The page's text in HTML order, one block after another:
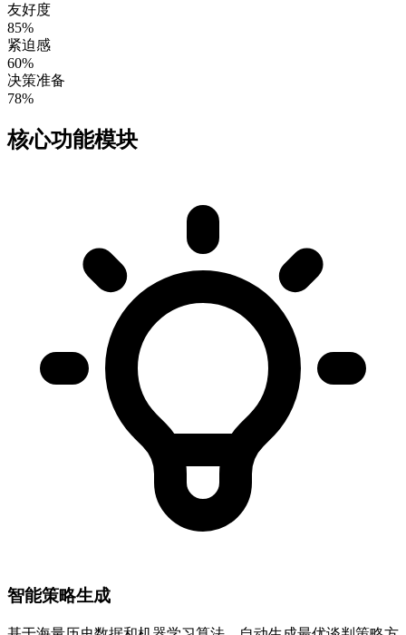
友好度
85%
紧迫感
60%
决策准备
78%
核心功能模块
智能策略生成